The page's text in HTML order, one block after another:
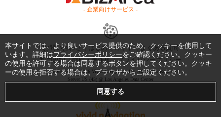
- 企業向けサービス -
お問い合わせ はじめてガイド
よくある質問
利用規約
商標・著作権 プライバシーポリシー
Copyright © 1999-2026 Vivid Navigation, Inc. All Rights Reserved.
Server US (43) @ Los Angeles Data Center
本サイトでは、より良いサービス提供のため、クッキーを使用して
います。詳細はプライバシーポリシーをご確認ください。クッキー
の使用を許可する場合は同意するボタンを押してください。クッキ
ーの使用を拒否する場合は、ブラウザからご設定ください。